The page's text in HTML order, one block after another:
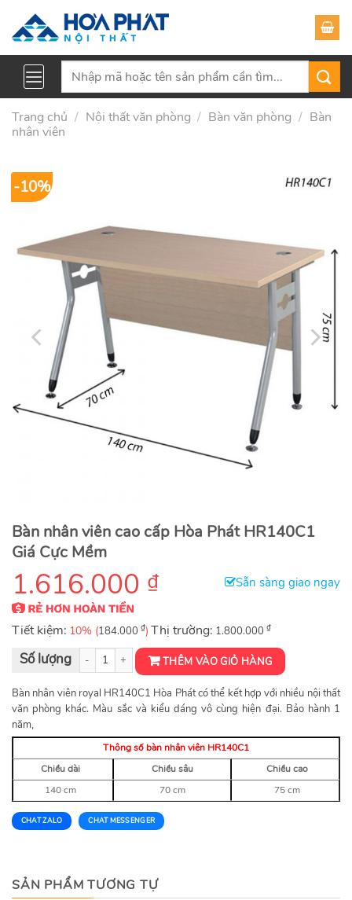
Tìm
Trang chủ / Nội thất văn phòng / Bàn văn phòng / Bàn
nhân viên
-10%
Bàn nhân viên cao cấp Hòa Phát HR140C1
Giá Cực Mềm
1.616.000 ₫ Sẵn sàng giao ngay
Tiết kiệm: 10% (184.000 ₫) Thị trường: 1.800.000 ₫
Bàn nhân viên Royal HR140C1 số lượngTHÊM VÀO GIỎ HÀNG
Bàn nhân viên royal HR140C1 Hòa Phát có thể kết hợp với nhiều nội thất
văn phòng khác. Màu sắc và kiểu dáng vô cùng hiện đại. Bảo hành 1
năm,
Thông số bàn nhân viên HR140C1
Chiều dài
Chiều sâu
Chiều cao
140 cm
70 cm 75 cm
CHAT ZALO CHAT MESSENGER
SẢN PHẨM TƯƠNG TỰ